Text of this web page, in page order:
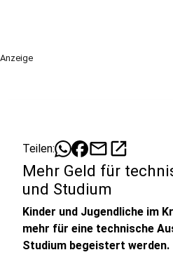
Anzeige
Teilen: mailopen_in_new
Mehr Geld für
und Studium
Kinder und Jugendliche im
mehr für eine technische
Studium begeistert werden.